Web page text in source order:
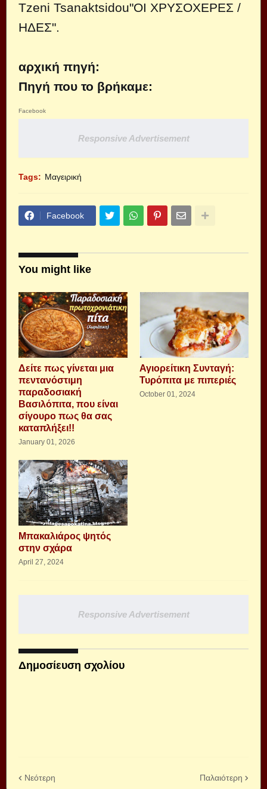
Tzeni Tsanaktsidou‎"ΟΙ ΧΡΥΣΟΧΕΡΕΣ /
ΗΔΕΣ".
αρχική πηγή:
Πηγή που το βρήκαμε:
Facebook
Responsive Advertisement
Tags: Μαγειρική
Facebook
You might like
Δείτε πως γίνεται μια
πεντανόστιμη
παραδοσιακή
Βασιλόπιτα, που είναι
σίγουρο πως θα σας
καταπλήξει!!
January 01, 2026
Αγιορείτικη Συνταγή:
Τυρόπιτα με πιπεριές
October 01, 2024
Μπακαλιάρος ψητός
στην σχάρα
April 27, 2024
Responsive Advertisement
Δημοσίευση σχολίου
Νεότερη Παλαιότερη